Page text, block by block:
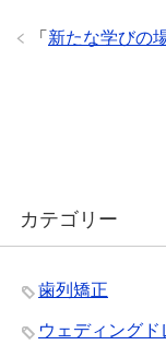
「 新たな学びの
カテゴリー
歯列矯正
ウェディングド